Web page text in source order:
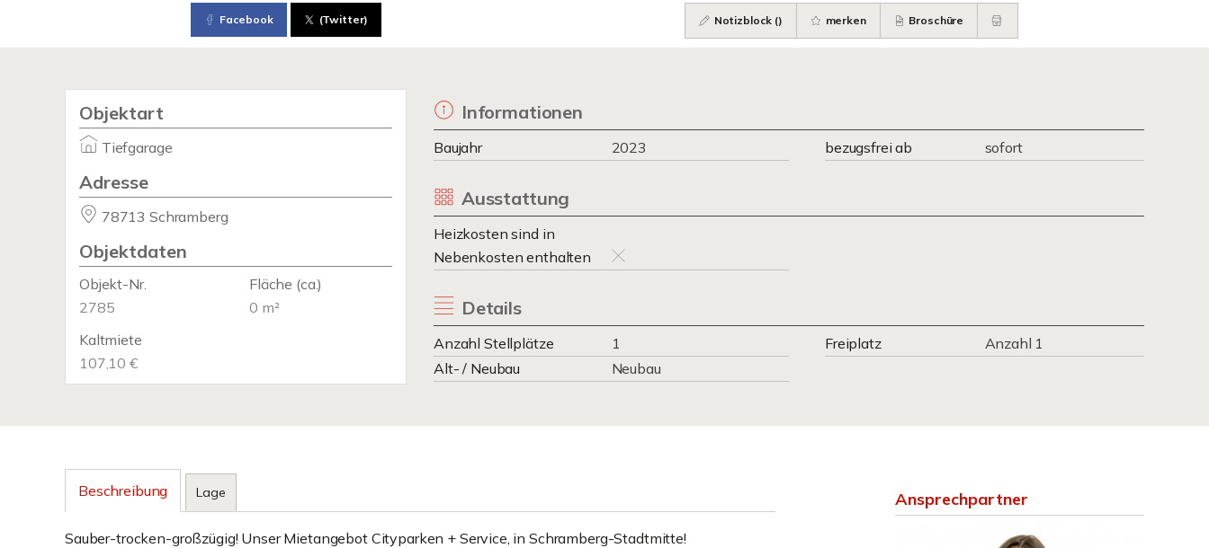
Facebook (Twitter) Notizblock () merken Broschüre
Objektart
Tiefgarage
Adresse
78713 Schramberg
Objektdaten
Objekt-Nr.
2785
Fläche (ca.)
0 m²
Kaltmiete
107,10 €
Informationen
Baujahr 2023 bezugsfrei ab sofort
Ausstattung
Heizkosten sind in
Nebenkosten enthalten
Details
Anzahl Stellplätze 1 Freiplatz
Anzahl 1
Alt- / Neubau
Neubau
Beschreibung Lage
Sauber-trocken-großzügig! Unser Mietangebot Cityparken + Service, in Schramberg-Stadtmitte!
Ansprechpartner